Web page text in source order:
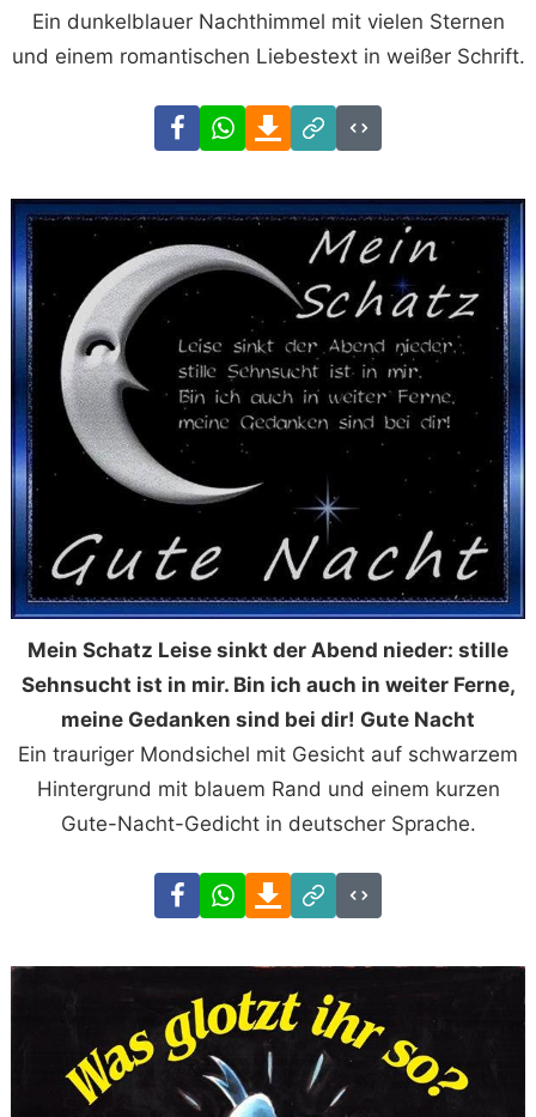
Ein dunkelblauer Nachthimmel mit vielen Sternen
und einem romantischen Liebestext in weißer Schrift.
FacebookWhatsAppDownload
Link
Code
Mein Schatz Leise sinkt der Abend nieder: stille
Sehnsucht ist in mir. Bin ich auch in weiter Ferne,
meine Gedanken sind bei dir! Gute Nacht
Ein trauriger Mondsichel mit Gesicht auf schwarzem
Hintergrund mit blauem Rand und einem kurzen
Gute-Nacht-Gedicht in deutscher Sprache.
FacebookWhatsAppDownload
Link
Code